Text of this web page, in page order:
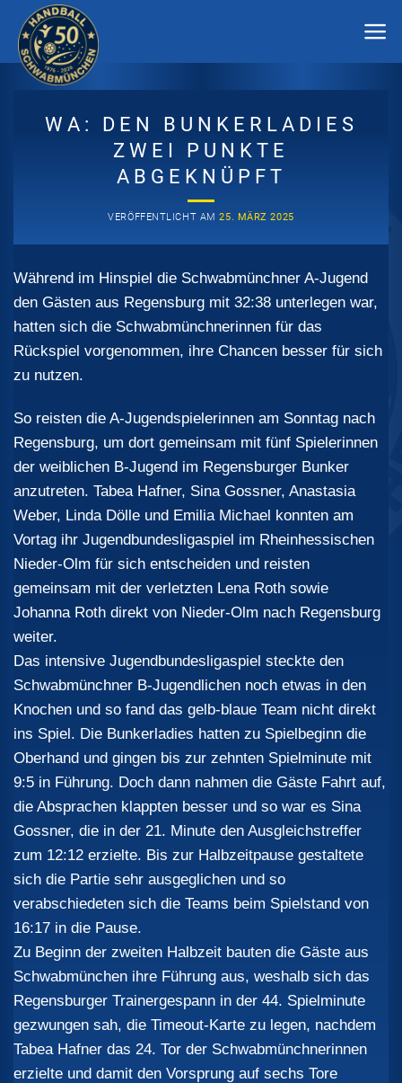
Inhalt
springen
WA: DEN BUNKERLADIES
ZWEI PUNKTE
ABGEKNÜPFT
VERÖFFENTLICHT AM25. MÄRZ 2025
Während im Hinspiel die Schwabmünchner A-Jugend
den Gästen aus Regensburg mit 32:38 unterlegen war,
hatten sich die Schwabmünchnerinnen für das
Rückspiel vorgenommen, ihre Chancen besser für sich
zu nutzen.
So reisten die A-Jugendspielerinnen am Sonntag nach
Regensburg, um dort gemeinsam mit fünf Spielerinnen
der weiblichen B-Jugend im Regensburger Bunker
anzutreten. Tabea Hafner, Sina Gossner, Anastasia
Weber, Linda Dölle und Emilia Michael konnten am
Vortag ihr Jugendbundesligaspiel im Rheinhessischen
Nieder-Olm für sich entscheiden und reisten
gemeinsam mit der verletzten Lena Roth sowie
Johanna Roth direkt von Nieder-Olm nach Regensburg
weiter.
Das intensive Jugendbundesligaspiel steckte den
Schwabmünchner B-Jugendlichen noch etwas in den
Knochen und so fand das gelb-blaue Team nicht direkt
ins Spiel. Die Bunkerladies hatten zu Spielbeginn die
Oberhand und gingen bis zur zehnten Spielminute mit
9:5 in Führung. Doch dann nahmen die Gäste Fahrt auf,
die Absprachen klappten besser und so war es Sina
Gossner, die in der 21. Minute den Ausgleichstreffer
zum 12:12 erzielte. Bis zur Halbzeitpause gestaltete
sich die Partie sehr ausgeglichen und so
verabschiedeten sich die Teams beim Spielstand von
16:17 in die Pause.
Zu Beginn der zweiten Halbzeit bauten die Gäste aus
Schwabmünchen ihre Führung aus, weshalb sich das
Regensburger Trainergespann in der 44. Spielminute
gezwungen sah, die Timeout-Karte zu legen, nachdem
Tabea Hafner das 24. Tor der Schwabmünchnerinnen
erzielte und damit den Vorsprung auf sechs Tore